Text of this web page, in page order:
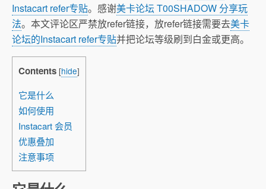
Instacart refer专贴。感谢美卡论坛 T00SHADOW 分享玩
法。本文评论区严禁放refer链接，放refer链接需要去美卡
论坛的Instacart refer专贴并把论坛等级刷到白金或更高。
Contents [hide]
它是什么
如何使用
Instacart 会员
优惠叠加
注意事项